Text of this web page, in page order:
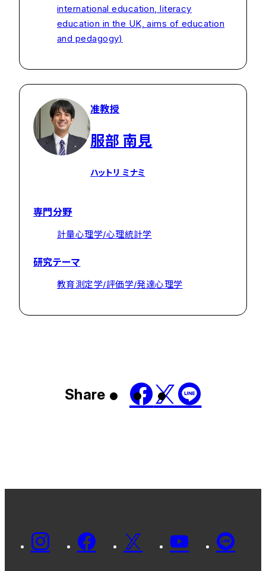
international education, literacy
education in the UK, aims of education
and pedagogy)
准教授
服部 南見
ハットリ ミナミ
専門分野
計量心理学/心理統計学
研究テーマ
教育測定学/評価学/発達心理学
Share